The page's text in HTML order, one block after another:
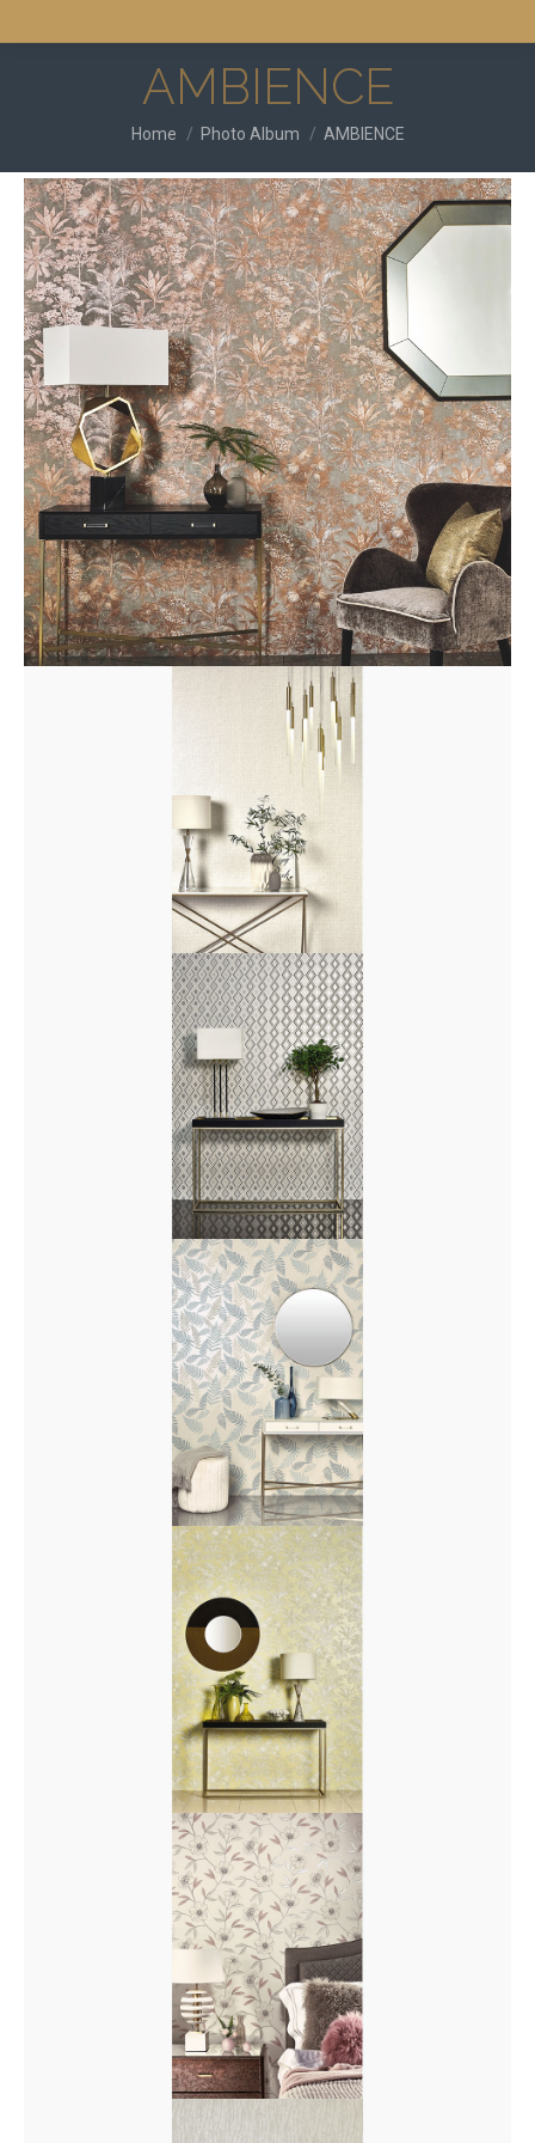
AMBIENCE
You are here:
Home Photo Album AMBIENCE